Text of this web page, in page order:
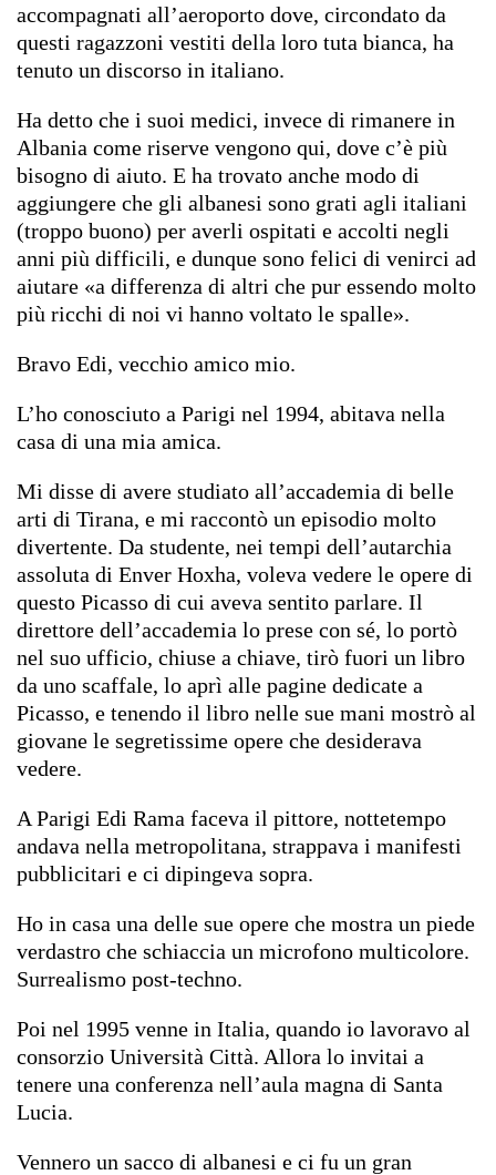
accompagnati all’aeroporto dove, circondato da
questi ragazzoni vestiti della loro tuta bianca, ha
tenuto un discorso in italiano.
Ha detto che i suoi medici, invece di rimanere in
Albania come riserve vengono qui, dove c’è più
bisogno di aiuto. E ha trovato anche modo di
aggiungere che gli albanesi sono grati agli italiani
(troppo buono) per averli ospitati e accolti negli
anni più difficili, e dunque sono felici di venirci ad
aiutare «a differenza di altri che pur essendo molto
più ricchi di noi vi hanno voltato le spalle».
Bravo Edi, vecchio amico mio.
L’ho conosciuto a Parigi nel 1994, abitava nella
casa di una mia amica.
Mi disse di avere studiato all’accademia di belle
arti di Tirana, e mi raccontò un episodio molto
divertente. Da studente, nei tempi dell’autarchia
assoluta di Enver Hoxha, voleva vedere le opere di
questo Picasso di cui aveva sentito parlare. Il
direttore dell’accademia lo prese con sé, lo portò
nel suo ufficio, chiuse a chiave, tirò fuori un libro
da uno scaffale, lo aprì alle pagine dedicate a
Picasso, e tenendo il libro nelle sue mani mostrò al
giovane le segretissime opere che desiderava
vedere.
A Parigi Edi Rama faceva il pittore, nottetempo
andava nella metropolitana, strappava i manifesti
pubblicitari e ci dipingeva sopra.
Ho in casa una delle sue opere che mostra un piede
verdastro che schiaccia un microfono multicolore.
Surrealismo post-techno.
Poi nel 1995 venne in Italia, quando io lavoravo al
consorzio Università Città. Allora lo invitai a
tenere una conferenza nell’aula magna di Santa
Lucia.
Vennero un sacco di albanesi e ci fu un gran